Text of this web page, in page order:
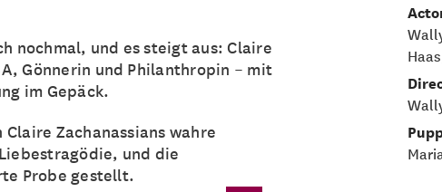
nochmal, und es steigt aus: Claire
Gönnerin und Philanthropin – mit
im Gepäck.
Zachanassians wahre
und die
Probe gestellt.